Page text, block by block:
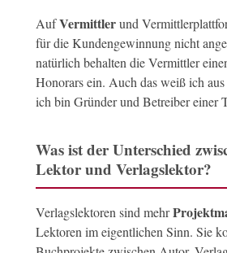
AufVermittlerund
für die Kundengewinnung nicht
natürlich behalten die Vermittler
Honorars ein. Auch das weiß ich
ich bin Gründer und Betreiber einer
Was ist der Unterschied
Lektor und Verlagslektor?
Verlagslektoren sind mehr
Lektoren im eigentlichen Sinn. Sie